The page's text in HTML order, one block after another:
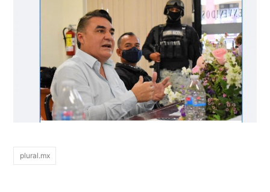
plural.mx